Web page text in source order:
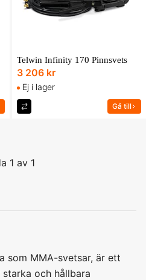
Telwin Infinity 170 Pinnsvets
3 206 kr
Ej i lager
Gå till
1 av 1
som MMA-svetsar, är ett
och hållbara